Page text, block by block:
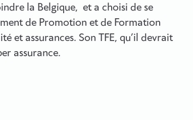
la Belgique, et a choisi de se
de Promotion et de Formation
et assurances. Son TFE, qu’il devrait
assurance.